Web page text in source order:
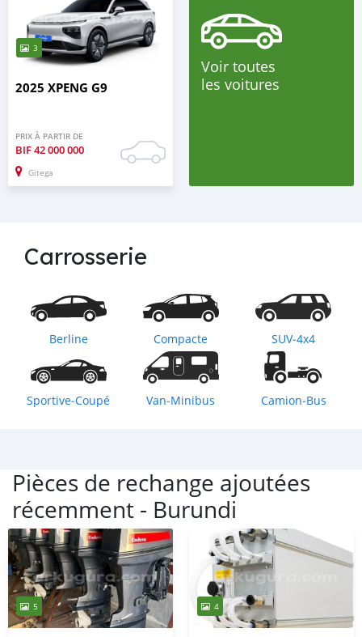
3
2025 XPENG G9
PRIX À PARTIR DE
BIF42 000 000
Gitega
Voir toutes
les voitures
Carrosserie
Berline Compacte SUV‒4x4
Sportive‒Coupé Van‒Minibus Camion‒Bus
Pièces de rechange ajoutées
récemment - Burundi
5 4